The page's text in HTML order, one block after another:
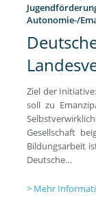
Autonomie-/
Ziel der
soll zu
Gesellschaft
Bildungsarbeit
Deutsche…
Mehr